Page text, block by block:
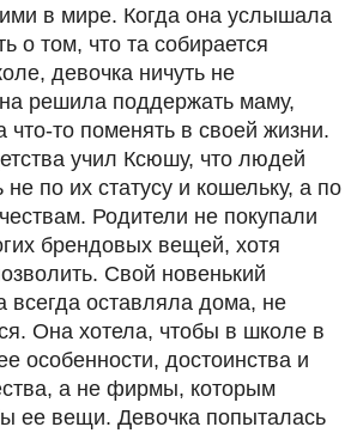
в мире. Когда она услышала
о том, что та собирается
девочка ничуть не
решила поддержать маму,
что-то поменять в своей жизни.
учил Ксюшу, что людей
по их статусу и кошельку, а по
Родители не покупали
брендовых вещей, хотя
Свой новенький
оставляла дома, не
Она хотела, чтобы в школе в
особенности, достоинства и
а не фирмы, которым
ее вещи. Девочка попыталась